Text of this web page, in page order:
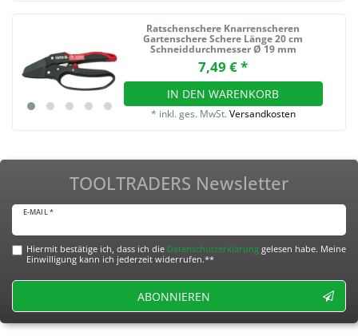
Ratschenschere Knarrenscheren
Gartenschere Schere Länge 20 cm
Schneiddurchmesser Ø 19 mm
7,49 € *
IN DEN WARENKORB
* inkl. ges. MwSt. Versandkosten
TOOLTRADERS Newsletter
E-MAIL *
Hiermit bestätige ich, dass ich die Daten­schutz­erklärunggelesen habe. Meine
Einwilligung kann ich jederzeit widerrufen.**
ABONNIEREN